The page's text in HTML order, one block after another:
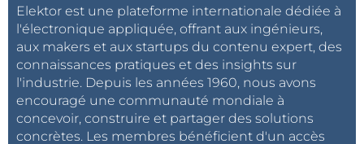
dont
certains
qu’on
peut qualifier de grands : page 6, le premier article
consacré au
nouveau LCR-mètre
, qui mesure de
50 Hz à 2 MHz. Ce pont de mesure d’impédance
automatique pour mesurer la résistance, la capacité
Elektor est une plateforme internationale dédiée à
l'électronique appliquée, offrant aux ingénieurs,
aux makers et aux startups du contenu expert, des
connaissances pratiques et des insights sur
l'industrie. Depuis les années 1960, nous avons
encouragé une communauté mondiale à
concevoir, construire et partager des solutions
concrètes. Les membres bénéficient d'un accès